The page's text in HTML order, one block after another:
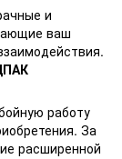
и
ваш
работу
За
расширенной